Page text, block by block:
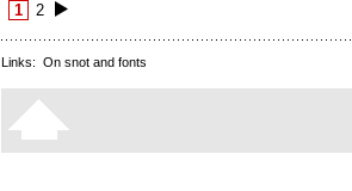
1 2
Links: On snot and fonts